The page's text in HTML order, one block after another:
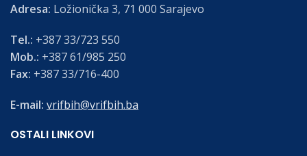
Adresa: Ložionička 3, 71 000 Sarajevo
Tel.: +387 33/723 550
Mob.: +387 61/985 250
Fax: +387 33/716-400
E-mail: vrifbih@vrifbih.ba
OSTALI LINKOVI